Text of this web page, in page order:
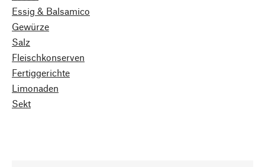
Essig & Balsamico
Gewürze
Salz
Fleischkonserven
Fertiggerichte
Limonaden
Sekt